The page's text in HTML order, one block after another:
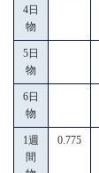
4日
物
5日
物
6日
物
1週
間
0.775